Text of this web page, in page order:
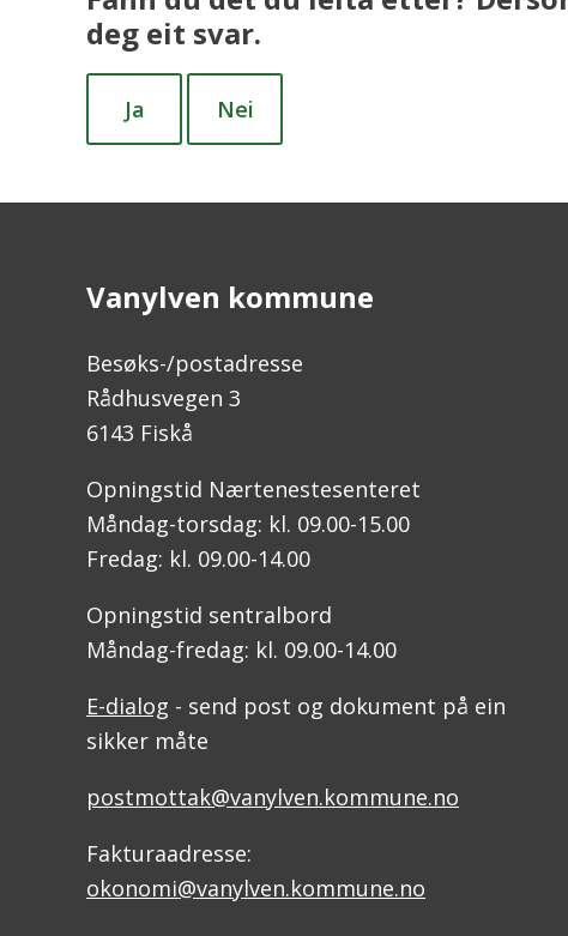
deg eit svar.
Ja Nei
Vanylven kommune
Besøks-/postadresse
Rådhusvegen 3
6143 Fiskå
Opningstid Nærtenestesenteret
Måndag-torsdag: kl. 09.00-15.00
Fredag: kl. 09.00-14.00
Opningstid sentralbord
Måndag-fredag: kl. 09.00-14.00
E-dialog - send post og dokument på ein
sikker måte
postmottak@vanylven.kommune.no
Fakturaadresse:
okonomi@vanylven.kommune.no